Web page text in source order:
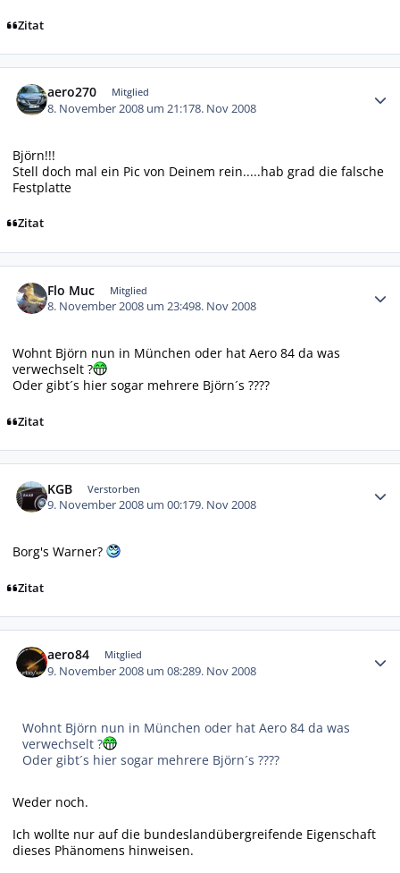
Zitat
aero270 Mitglied
8. November 2008 um 21:178. Nov 2008
Björn!!!
Stell doch mal ein Pic von Deinem rein.....hab grad die falsche
Festplatte
Zitat
Flo Muc Mitglied
8. November 2008 um 23:498. Nov 2008
Wohnt Björn nun in München oder hat Aero 84 da was
verwechselt ?
Oder gibt´s hier sogar mehrere Björn´s ????
Zitat
KGB Verstorben
9. November 2008 um 00:179. Nov 2008
Borg's Warner?
Zitat
aero84 Mitglied
9. November 2008 um 08:289. Nov 2008
Wohnt Björn nun in München oder hat Aero 84 da was
verwechselt ?
Oder gibt´s hier sogar mehrere Björn´s ????
Weder noch.
Ich wollte nur auf die bundeslandübergreifende Eigenschaft
dieses Phänomens hinweisen.